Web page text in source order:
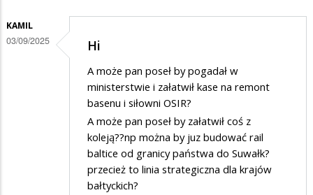
KAMIL
03/09/2025 Hi
A może pan poseł by pogadał w
ministerstwie i załatwił kase na remont
basenu i siłowni OSIR?
A może pan poseł by załatwił coś z
koleją??np można by juz budować rail
baltice od granicy państwa do Suwałk?
przecież to linia strategiczna dla krajów
bałtyckich?